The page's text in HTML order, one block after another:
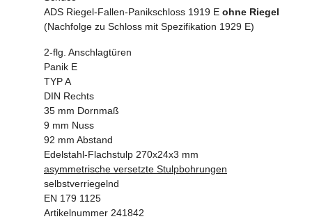
ADS Riegel-Fallen-Panikschloss 1919 E ohne Riegel
(Nachfolge zu Schloss mit Spezifikation 1929 E)
2-flg. Anschlagtüren
Panik E
TYP A
DIN Rechts
35 mm Dornmaß
9 mm Nuss
92 mm Abstand
Edelstahl-Flachstulp 270x24x3 mm
asymmetrische versetzte Stulpbohrungen
selbstverriegelnd
EN 179 1125
Artikelnummer 241842